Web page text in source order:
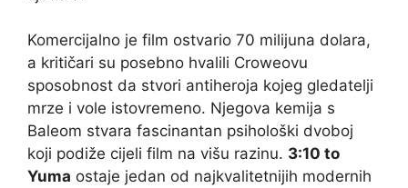
Komercijalno je film ostvario 70 milijuna dolara,
a kritičari su posebno hvalili Croweovu
sposobnost da stvori antiheroja kojeg gledatelji
mrze i vole istovremeno. Njegova kemija s
Baleom stvara fascinantan psihološki dvoboj
koji podiže cijeli film na višu razinu. 3:10 to
Yuma ostaje jedan od najkvalitetnijih modernih